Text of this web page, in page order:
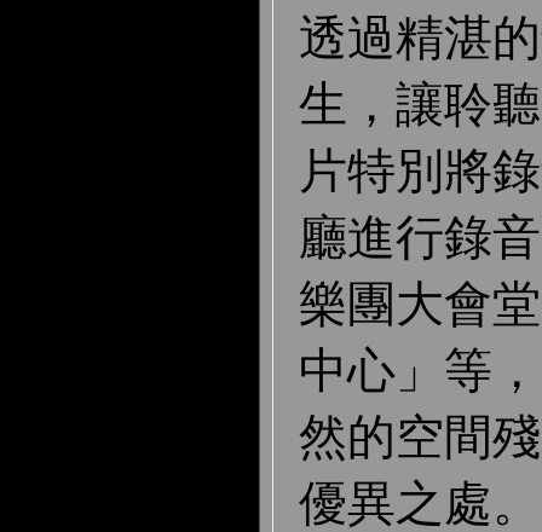
透過精湛
生，讓聆
片特別將
廳進行錄
樂團大會
中心」等
然的空間
優異之處。